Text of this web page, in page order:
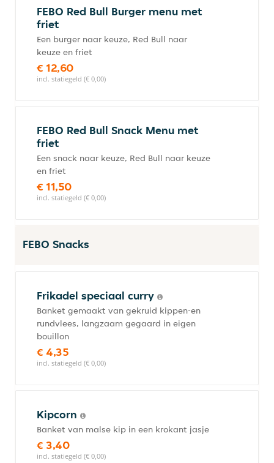
FEBO Red Bull Burger menu met
friet
Een burger naar keuze, Red Bull naar
keuze en friet
€ 12,60
incl. statiegeld (€ 0,00)
FEBO Red Bull Snack Menu met
friet
Een snack naar keuze, Red Bull naar keuze
en friet
€ 11,50
incl. statiegeld (€ 0,00)
FEBO Snacks
Frikadel speciaal curry
Banket gemaakt van gekruid kippen-en
rundvlees, langzaam gegaard in eigen
bouillon
€ 4,35
incl. statiegeld (€ 0,00)
Kipcorn
Banket van malse kip in een krokant jasje
€ 3,40
incl. statiegeld (€ 0,00)